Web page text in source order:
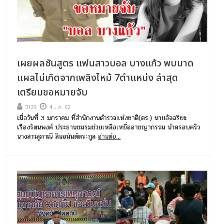
เผยผลชันสูตร แฟนสาวบอล บางแก้ว พบบาด
เเผลไม่เกิดจากเพลิงไหม้ 7ตำเเหน่ง ล่าสุด
เตรียมขอหมายจับ
3129 4 ม.ค. 62
เมื่อวันที่ 3 มกราคม ที่สำนักงานตำรวจแห่งชาติ(ตร.) นายอัจฉริยะ
เรืองรัตนพงศ์ ประธานชมรมช่วยเหลือเหยื่ออาชญากรรม นำครอบครัว
นางสาวสุภาณี สินอนันต์ตระกูล อ่านต่อ...